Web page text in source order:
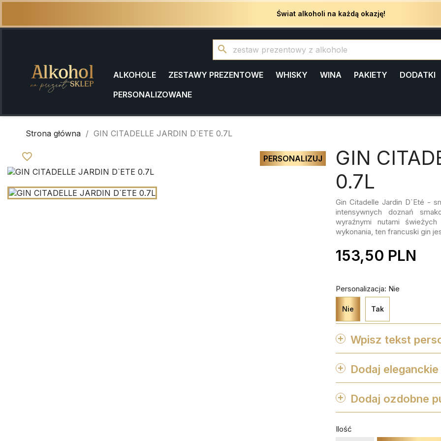
Świat alkoholi na każdą okazję!
search
ALKOHOLE ZESTAWY PREZENTOWE WHISKY WINA PAKIETY DODATKI
PERSONALIZOWANE
Strona główna GIN CITADELLE JARDIN D`ETE 0.7L
favorite_border PERSONALIZUJ
GIN
0.7L
Gin Citadelle Jardin D`Eté -
intensywnych doznań
wyraźnymi nutami
wykonania, ten francuski gin
153,50 PLN
Wpisz tekst
Dodaj eleganckie

Dodaj ozdobne

Personalizacja: Nie
Nie Tak
Ilość